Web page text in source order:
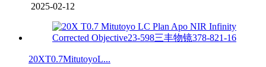
2025-02-12
20XT0.7MitutoyoL...